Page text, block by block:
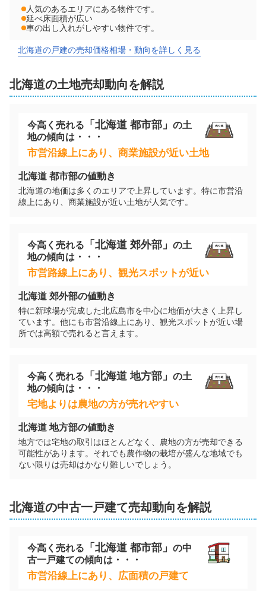
階数: 2階 築年数:
建物面積:87㎡
500万円
北海道札幌市南区南沢一条三丁目
階数: 築年数:
建物面積:82㎡ 土地面積:
800万円
北海道札幌市南区石山三条五丁目
建物面積:127㎡ 土地面積:216㎡
800
北海道札幌市南区簾舞四条六丁目
900 万円
北海道札幌市南区石山一条七丁目
階数:2階 築年数:42年
建物面積: 127 ㎡ 土地面積:
1,100万円
北海道札幌市南区南沢三条二丁目
階数:2階 築年数:36年
人気のあるエリアにある物件です。
延べ床面積が広い
車の出し入れがしやすい物件です。
北海道の戸建の売却価格相場・動向を詳しく見る
北海道の土地売却動向を解説
今高く売れる 「 北海道 都市部」 の土
地の傾向は・・・
市営沿線上にあり、商業施設が近い土地
北海道 都市部の値動き
北海道の地価は多くのエリアで上昇しています。特に市営沿
線上にあり、商業施設が近い土地が人気です。
今高く売れる 「 北海道 郊外部」 の土
地の傾向は・・・
市営路線上にあり、観光スポットが近い
北海道 郊外部の値動き
特に新球場が完成した北広島市を中心に地価が大きく上昇し
ています。他にも市営沿線上にあり、観光スポットが近い場
所では高額で売れると言えます。
今高く売れる 「 北海道地方部」 の土
地の傾向は・・・
宅地よりは農地の方が売れやすい
北海道 地方部の値動き
地方では宅地の取引はほとんどなく、農地の方が売却できる
可能性があります。それでも農作物の栽培が盛んな地域でも
ない限りは売却はかなり難しいでしょう。
北海道の中古一戸建て売却動向を解説
今高く売れる 「 北海道 都市部」 の中
古一戸建ての傾向は・・・
市営沿線上にあり、広面積の戸建て